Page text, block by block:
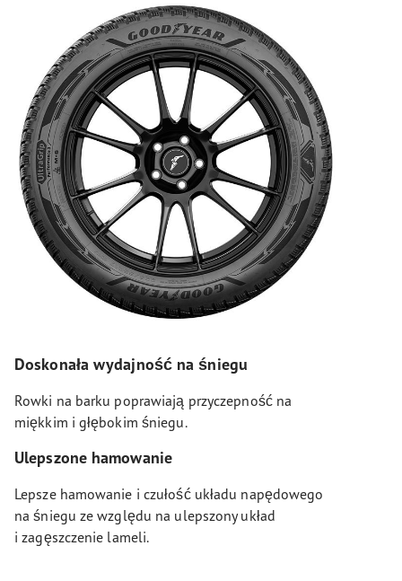
Doskonała wydajność na śniegu
Rowki na barku poprawiają przyczepność na
miękkim i głębokim śniegu.
Ulepszone hamowanie
Lepsze hamowanie i czułość układu napędowego
na śniegu ze względu na ulepszony układ
i zagęszczenie lameli.